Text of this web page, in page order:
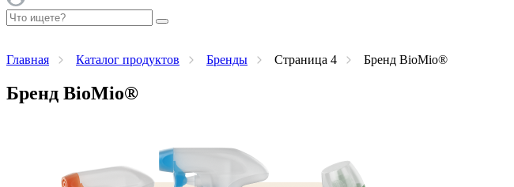
Главная Каталог продуктов Бренды Страница 4 Бренд BioMio®
Бренд BioMio®